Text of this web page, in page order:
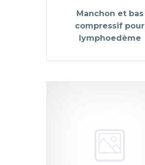
Manchon et bas
compressif pour
lymphoedème